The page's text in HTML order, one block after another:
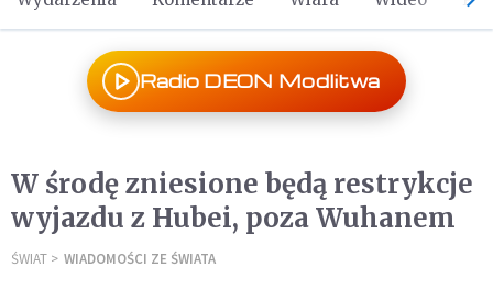
Radio DEON Modlitwa
W środę zniesione będą restrykcje
wyjazdu z Hubei, poza Wuhanem
ŚWIAT WIADOMOŚCI ZE ŚWIATA